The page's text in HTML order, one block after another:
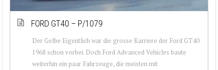
FORD GT40 – P/1079
Der Gelbe Eigentlich war die grosse Karriere der Ford GT40
1968 schon vorbei. Doch Ford Advanced Vehicles baute
weiterhin ein paar Fahrzeuge, die meisten mit